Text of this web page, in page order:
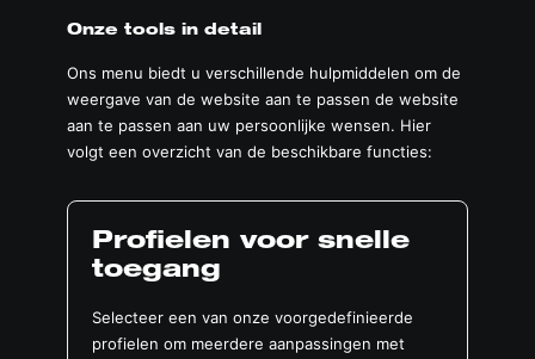
Onze tools in detail
Ons menu biedt u verschillende hulpmiddelen om de
weergave van de website aan te passen de website
aan te passen aan uw persoonlijke wensen. Hier
volgt een overzicht van de beschikbare functies:
Profielen voor snelle
toegang
Selecteer een van onze voorgedefinieerde
profielen om meerdere aanpassingen met